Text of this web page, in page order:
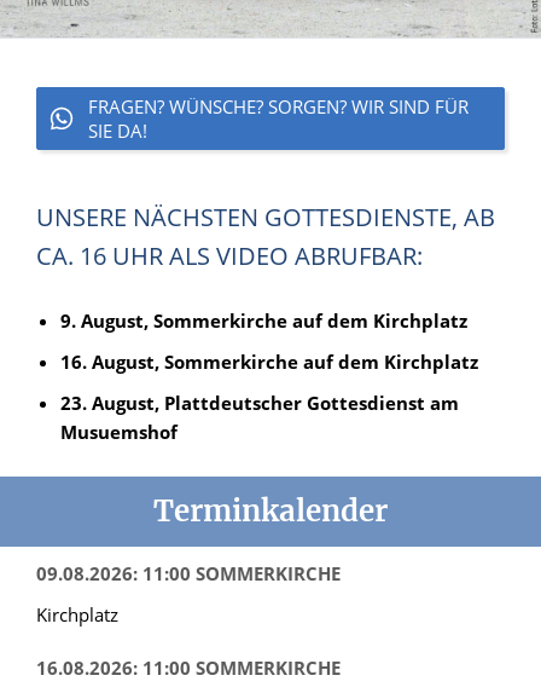
FRAGEN? WÜNSCHE? SORGEN? WIR SIND FÜR
SIE DA!
UNSERE NÄCHSTEN GOTTESDIENSTE, AB
CA. 16 UHR ALS VIDEO ABRUFBAR:
9. August, Sommerkirche auf dem Kirchplatz
16. August, Sommerkirche auf dem Kirchplatz
23. August, Plattdeutscher Gottesdienst am
Musuemshof
Terminkalender
09.08.2026: 11:00 SOMMERKIRCHE
Kirchplatz
16.08.2026: 11:00 SOMMERKIRCHE